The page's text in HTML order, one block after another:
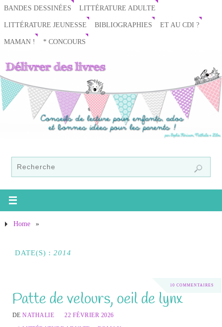
BANDES DESSINÉES LITTÉRATURE ADULTE
LITTÉRATURE JEUNESSE BIBLIOGRAPHIES ET AU CDI ?
MAMAN ! * CONCOURS
Home »
DATE(S) : 2014
10 COMMENTAIRES
Patte de velours, oeil de lynx
DENATHALIE
22 FÉVRIER 2026